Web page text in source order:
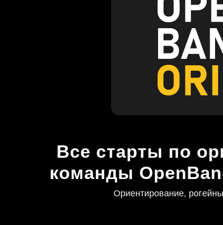
Все старты по
команды
Ориентирование,